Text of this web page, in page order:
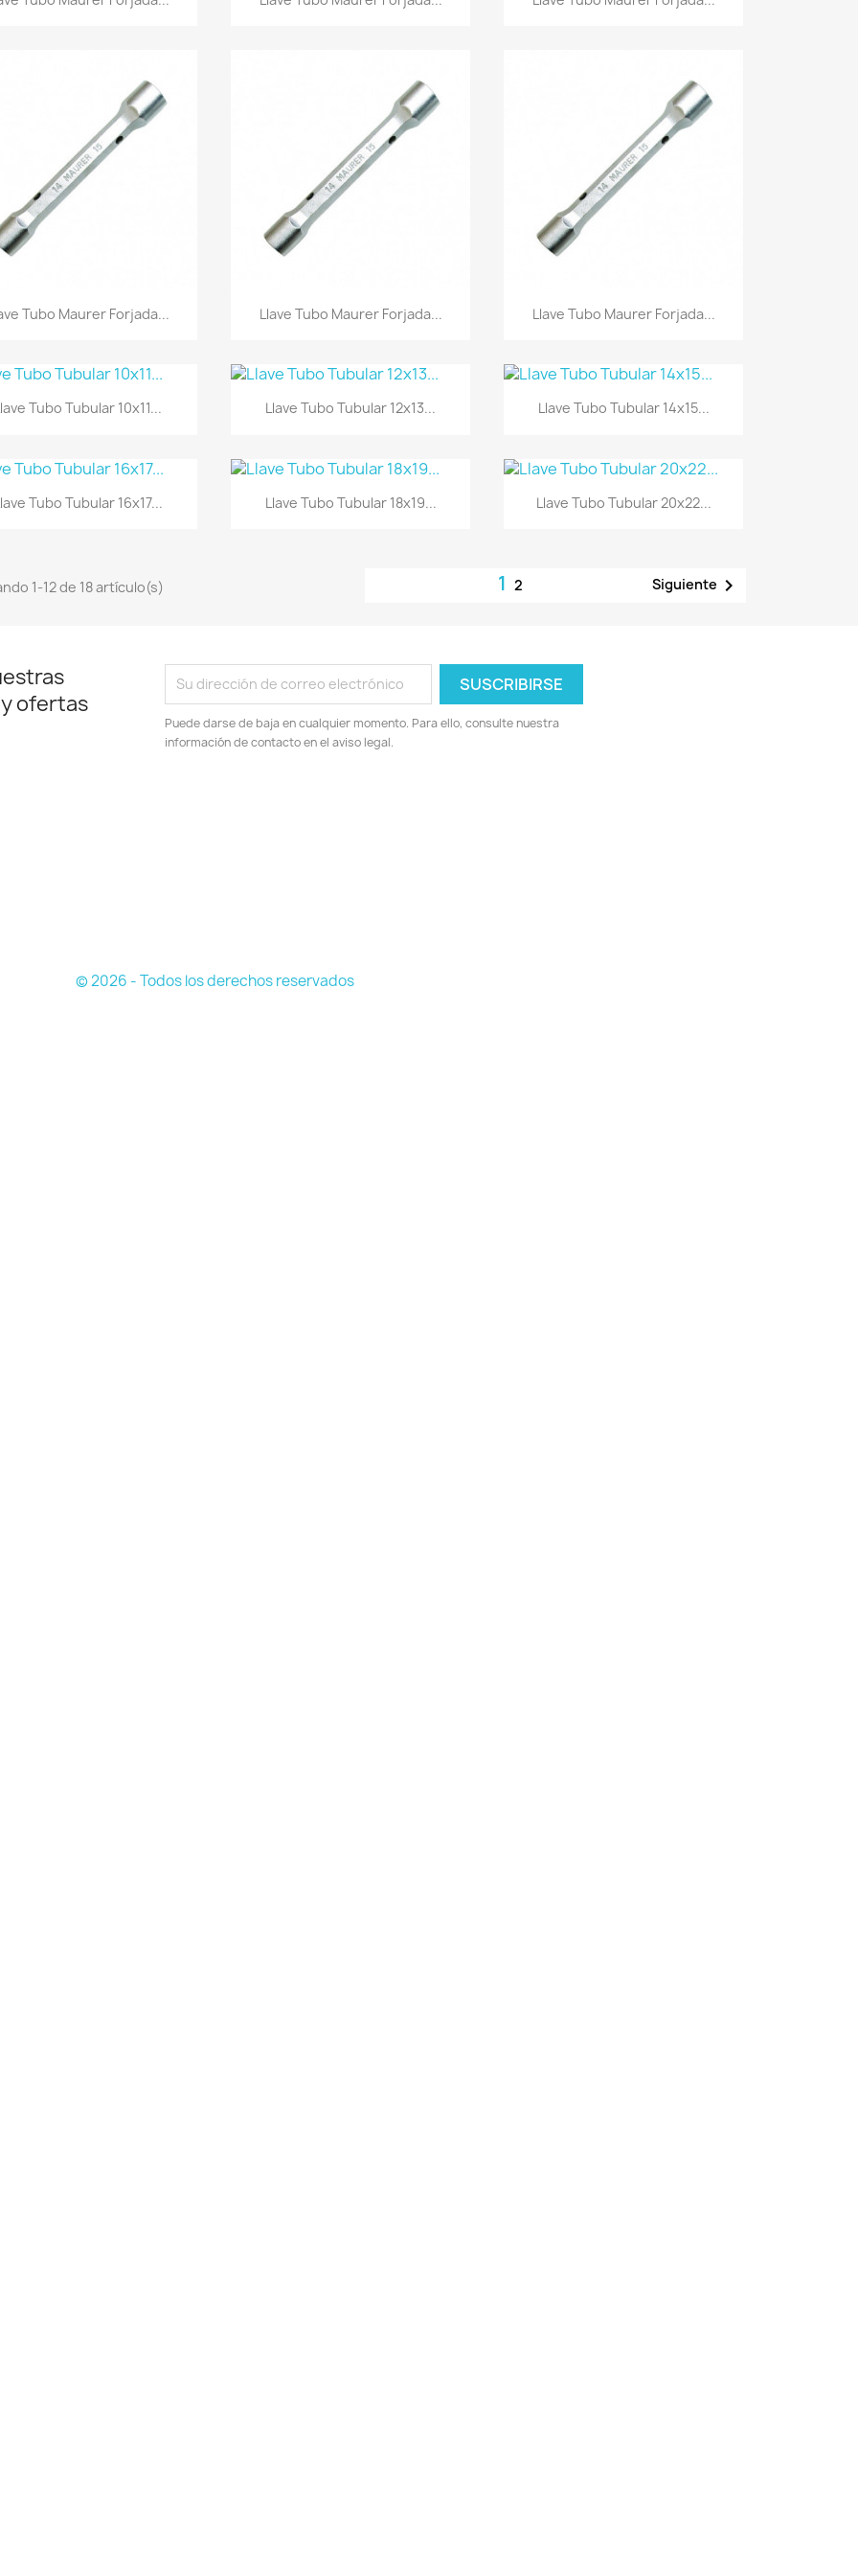
Vista rápida
Tubo Maurer Forjada... Vista rápida
Llave Tubo Maurer Forjada... Vista rápida
Llave Tubo Maurer Forjada...
Vista rápida
Tubo Tubular 10x11... Vista rápida
Llave Tubo Tubular 12x13... Vista rápida
Llave Tubo Tubular 14x15...
Vista rápida
Tubo Tubular 16x17... Vista rápida
Llave Tubo Tubular 18x19... Vista rápida
Llave Tubo Tubular 20x22...
1-12 de 18 artículo(s) 12 Siguiente 
ofertas
Puede darse de baja en cualquier momento. Para ello, consulte nuestra
información de contacto en el aviso legal.
© 2026 - Todos los derechos reservados